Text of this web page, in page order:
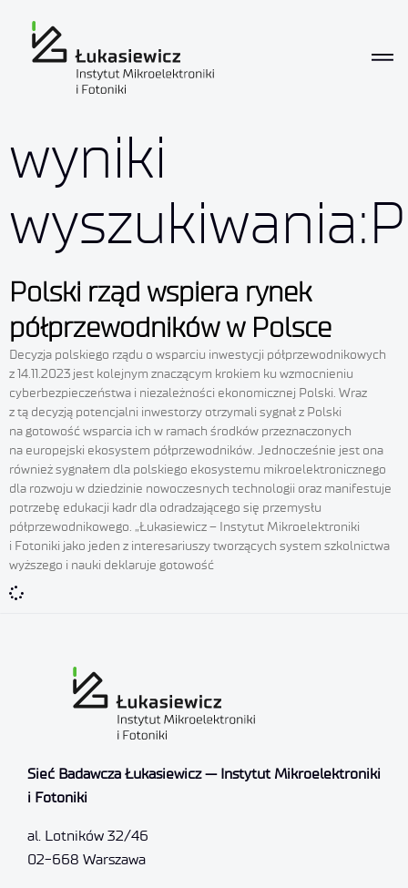
wyniki
Polski rząd wspiera rynek
półprzewodników w Polsce
Decyzja polskiego rządu o wsparciu inwestycji półprzewodnikowych
z 14.11.2023 jest kolejnym znaczącym krokiem ku wzmocnieniu
cyberbezpieczeństwa i niezależności ekonomicznej Polski. Wraz
z tą decyzją potencjalni inwestorzy otrzymali sygnał z Polski
na gotowość wsparcia ich w ramach środków przeznaczonych
na europejski ekosystem półprzewodników. Jednocześnie jest ona
również sygnałem dla polskiego ekosystemu mikroelektronicznego
dla rozwoju w dziedzinie nowoczesnych technologii oraz manifestuje
potrzebę edukacji kadr dla odradzającego się przemysłu
półprzewodnikowego. „Łukasiewicz – Instytut Mikroelektroniki
i Fotoniki jako jeden z interesariuszy tworzących system szkolnictwa
wyższego i nauki deklaruje gotowość
Sieć Badawcza Łukasiewicz — Instytut Mikroelektroniki
i Fotoniki
al. Lotników 32/46
02-668 Warszawa